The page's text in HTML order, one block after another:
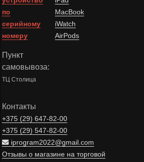
по
серийному
номеру
Пункт
самовывоза:
ТЦ Столица
MacBook
iWatch
AirPods
Контакты
+375 (29)647-82-00
+375 (29)547-82-00
iprogram2022@gmail.com
Отзывы о магазине на торговой